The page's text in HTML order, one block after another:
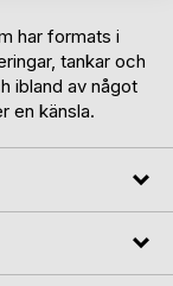
har formats i
tankar och
ibland av något
en känsla.